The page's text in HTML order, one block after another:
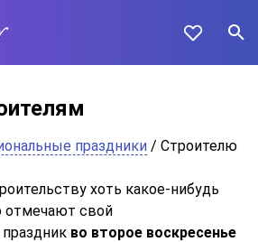
праздники / Строителю
хоть какое-нибудь
отмечают свой
во второе воскресенье